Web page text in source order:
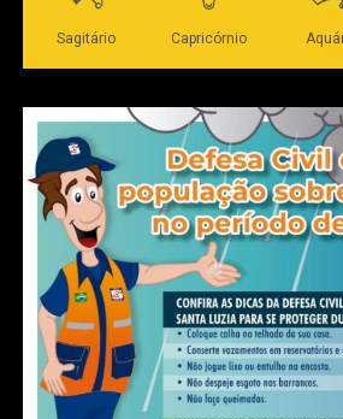
deixaram Mato Grosso
Pivetta, com suas qualidades e
causados.
“Ele trabalhou corretamente,
gestão e conhece a máquina
que ele tem muitas qualidades
cargo [de governador],
recuperar MT, que era um
totalmente dilacerado e
básicas de prestação de
observou.